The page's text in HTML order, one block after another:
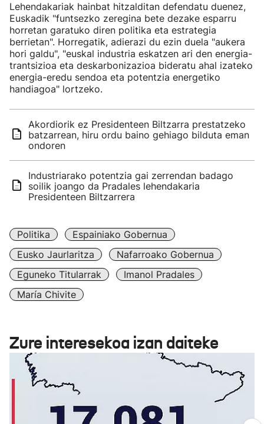
Lehendakariak hainbat hitzalditan defendatu duenez,
Euskadik "funtsezko zeregina bete dezake esparru
horretan garatuko diren politika eta estrategia
berrietan". Horregatik, adierazi du ezin duela "aukera
hori galdu", "euskal industria eskatzen ari den energia-
trantsizioa eta deskarbonizazioa bideratu ahal izateko
energia-eredu sendoa eta potentzia energetiko
handiagoa" lortzeko.
Akordiorik ez Presidenteen Biltzarra prestatzeko
batzarrean, hiru ordu baino gehiago bilduta eman
ondoren
Industriarako potentzia gai zerrendan badago
soilik joango da Pradales lehendakaria
Presidenteen Biltzarrera
Politika
Espainiako Gobernua
Eusko Jaurlaritza
Nafarroako Gobernua
Eguneko Titularrak
Imanol Pradales
María Chivite
Zure interesekoa izan daiteke